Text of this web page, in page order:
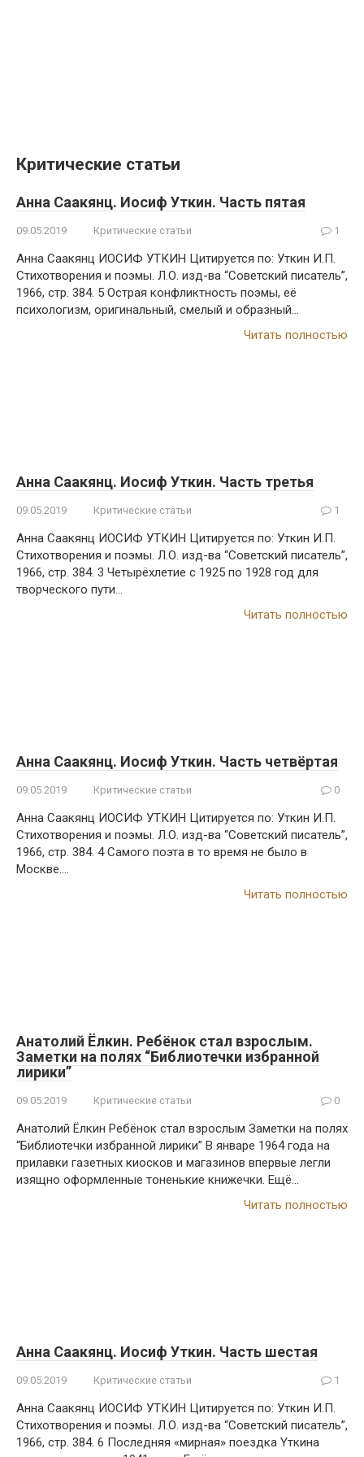
Критические статьи
Анна Саакянц. Иосиф Уткин. Часть пятая
09.05.2019 Критические статьи 1
Анна Саакянц ИОСИФ УТКИН Цитируется по: Уткин И.П.
Стихотворения и поэмы. Л.О. изд-ва “Советский писатель”,
1966, стр. 384. 5 Острая конфликтность поэмы, её
психологизм, оригинальный, смелый и образный…
Читать полностью
Анна Саакянц. Иосиф Уткин. Часть третья
09.05.2019 Критические статьи 1
Анна Саакянц ИОСИФ УТКИН Цитируется по: Уткин И.П.
Стихотворения и поэмы. Л.О. изд-ва “Советский писатель”,
1966, стр. 384. 3 Четырёхлетие с 1925 по 1928 год для
творческого пути…
Читать полностью
Анна Саакянц. Иосиф Уткин. Часть четвёртая
09.05.2019 Критические статьи 0
Анна Саакянц ИОСИФ УТКИН Цитируется по: Уткин И.П.
Стихотворения и поэмы. Л.О. изд-ва “Советский писатель”,
1966, стр. 384. 4 Самого поэта в то время не было в
Москве….
Читать полностью
Анатолий Ёлкин. Ребёнок стал взрослым.
Заметки на полях “Библиотечки избранной
лирики”
09.05.2019 Критические статьи 0
Анатолий Ёлкин Ребёнок стал взрослым Заметки на полях
“Библиотечки избранной лирики” B январе 1964 года на
прилавки газетных киосков и магазинов впервые легли
изящно оформленные тоненькие книжечки. Ещё…
Читать полностью
Анна Саакянц. Иосиф Уткин. Часть шестая
09.05.2019 Критические статьи 1
Анна Саакянц ИОСИФ УТКИН Цитируется по: Уткин И.П.
Стихотворения и поэмы. Л.О. изд-ва “Советский писатель”,
1966, стр. 384. 6 Последняя «мирная» поездка Yткина